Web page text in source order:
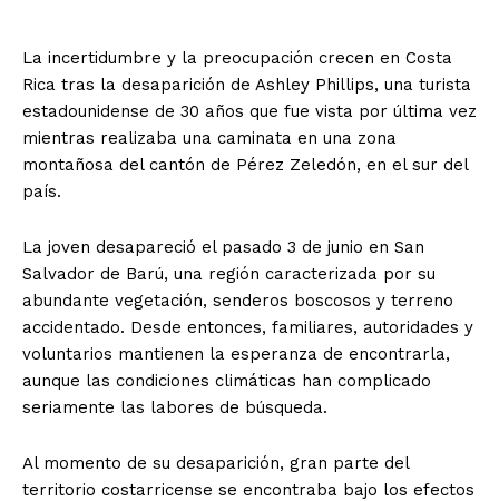
La incertidumbre y la preocupación crecen en Costa
Rica tras la desaparición de Ashley Phillips, una turista
estadounidense de 30 años que fue vista por última vez
mientras realizaba una caminata en una zona
montañosa del cantón de Pérez Zeledón, en el sur del
país.
La joven desapareció el pasado 3 de junio en San
Salvador de Barú, una región caracterizada por su
abundante vegetación, senderos boscosos y terreno
accidentado. Desde entonces, familiares, autoridades y
voluntarios mantienen la esperanza de encontrarla,
aunque las condiciones climáticas han complicado
seriamente las labores de búsqueda.
Al momento de su desaparición, gran parte del
territorio costarricense se encontraba bajo los efectos